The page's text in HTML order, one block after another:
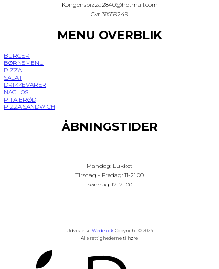
Kongenspizza2840@hotmail.com
Cvr 38559249
MENU OVERBLIK
BURGER
BØRNEMENU
PIZZA
SALAT
DRIKKEVARER
NACHOS
PITA BRØD
PIZZA SANDWICH
ÅBNINGSTIDER
Mandag: Lukket
Tirsdag - Fredag: 11-21.00
Søndag: 12-21.00
Udviklet afWedea.dkCopyright © 2024
Alle rettighederne tilhøre